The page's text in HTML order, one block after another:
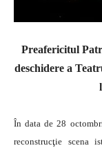
Preafericitul
deschidere a
În data de 28
reconstrucţie scena